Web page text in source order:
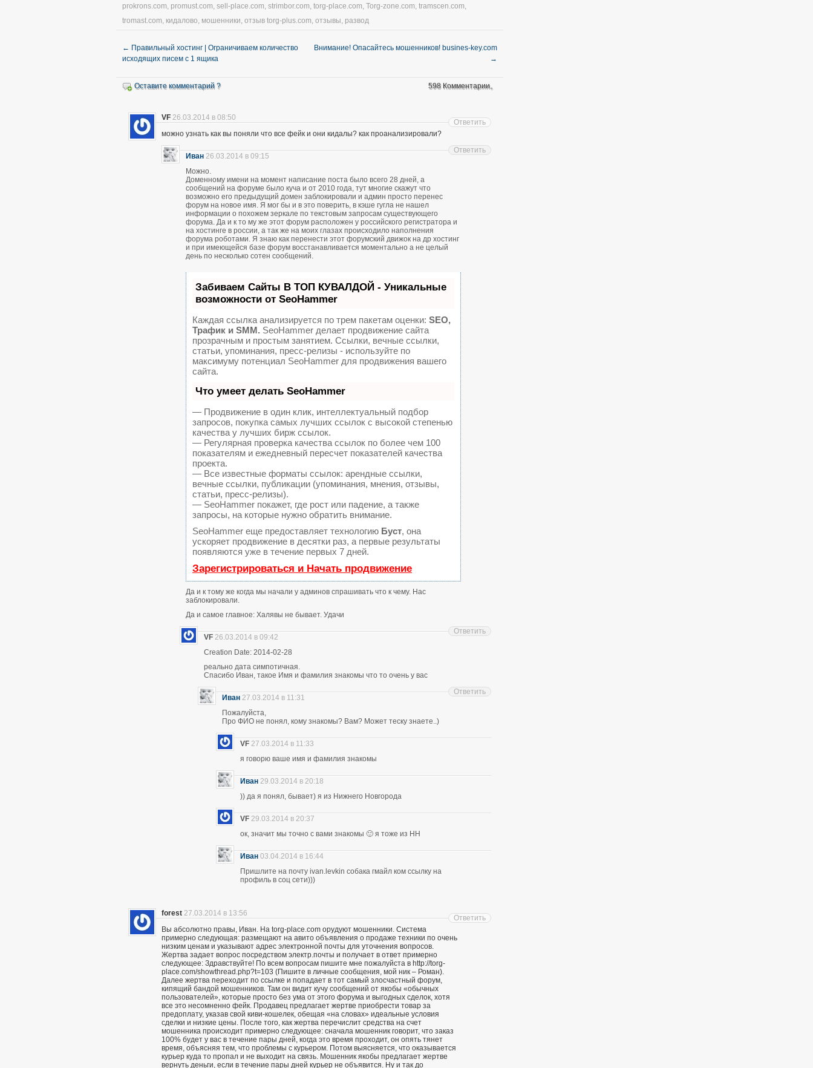
prokrons.com, promust.com, sell-place.com, strimbor.com, torg-place.com, Torg-zone.com, tramscen.com,
tromast.com, кидалово, мошенники, отзыв torg-plus.com, отзывы, развод
← Правильный хостинг | Ограничиваем количество
исходящих писем с 1 ящика
Внимание! Опасайтесь мошенников! busines-key.com
→
Оставите комментарий ? 598 Комментарии。
VF 26.03.2014 в 08:50
можно узнать как вы поняли что все фейк и они кидалы? как проанализировали?
Ответить
Иван 26.03.2014 в 09:15
Можно.
Доменному имени на момент написание поста было всего 28 дней, а
сообщений на форуме было куча и от 2010 года, тут многие скажут что
возможно его предыдущий домен заблокировали и админ просто перенес
форум на новое имя. Я мог бы и в это поверить, в кэше гугла не нашел
информации о похожем зеркале по текстовым запросам существующего
форума. Да и к то му же этот форум расположен у российского регистратора и
на хостинге в россии, а так же на моих глазах происходило наполнения
форума роботами. Я знаю как перенести этот форумский движок на др хостинг
и при имеющейся базе форум восстанавливается моментально а не целый
день по несколько сотен сообщений.
Забиваем Сайты В ТОП КУВАЛДОЙ - Уникальные
возможности от SeoHammer
Каждая ссылка анализируется по трем пакетам оценки: SEO,
Трафик и SMM. SeoHammer делает продвижение сайта
прозрачным и простым занятием. Ссылки, вечные ссылки,
статьи, упоминания, пресс-релизы - используйте по
максимуму потенциал SeoHammer для продвижения вашего
сайта.
Что умеет делать SeoHammer
— Продвижение в один клик, интеллектуальный подбор
запросов, покупка самых лучших ссылок с высокой степенью
качества у лучших бирж ссылок.
— Регулярная проверка качества ссылок по более чем 100
показателям и ежедневный пересчет показателей качества
проекта.
— Все известные форматы ссылок: арендные ссылки,
вечные ссылки, публикации (упоминания, мнения, отзывы,
статьи, пресс-релизы).
— SeoHammer покажет, где рост или падение, а также
запросы, на которые нужно обратить внимание.
SeoHammer еще предоставляет технологию Буст, она
ускоряет продвижение в десятки раз, а первые результаты
появляются уже в течение первых 7 дней.
Зарегистрироваться и Начать продвижение
Да и к тому же когда мы начали у админов спрашивать что к чему. Нас
заблокировали.
Да и самое главное: Халявы не бывает. Удачи
Ответить
VF 26.03.2014 в 09:42
Creation Date: 2014-02-28
реально дата симпотичная.
Спасибо Иван, такое Имя и фамилия знакомы что то очень у вас
Ответить
Иван 27.03.2014 в 11:31
Пожалуйста,
Про ФИО не понял, кому знакомы? Вам? Может теску знаете..)
Ответить
VF 27.03.2014 в 11:33
я говорю ваше имя и фамилия знакомы
Иван 29.03.2014 в 20:18
)) да я понял, бывает) я из Нижнего Новгорода
VF 29.03.2014 в 20:37
ок, значит мы точно с вами знакомы 🙂 я тоже из НН
Иван 03.04.2014 в 16:44
Пришлите на почту ivan.levkin собака гмайл ком ссылку на
профиль в соц сети)))
forest 27.03.2014 в 13:56
Вы абсолютно правы, Иван. На torg-place.com орудуют мошенники. Система
примерно следующая: размещают на авито объявления о продаже техники по очень
низким ценам и указывают адрес электронной почты для уточнения вопросов.
Жертва задает вопрос посредством электр.почты и получает в ответ примерно
следующее: Здравствуйте! По всем вопросам пишите мне пожалуйста в http://torg-
place.com/showthread.php?t=103 (Пишите в личные сообщения, мой ник – Роман).
Далее жертва переходит по ссылке и попадает в тот самый злосчастный форум,
кипящий бандой мошенников. Там он видит кучу сообщений от якобы «обычных
пользователей», которые просто без ума от этого форума и выгодных сделок, хотя
все это несомненно фейк. Продавец предлагает жертве приобрести товар за
предоплату, указав свой киви-кошелек, обещая «на словах» идеальные условия
сделки и низкие цены. После того, как жертва перечислит средства на счет
мошенника происходит примерно следующее: сначала мошенник говорит, что заказ
100% будет у вас в течение пары дней, когда это время проходит, он опять тянет
время, объясняя тем, что проблемы с курьером. Потом выясняется, что оказывается
курьер куда то пропал и не выходит на связь. Мошенник якобы предлагает жертве
вернуть деньги, если в течение пары дней курьер не объявится. Ну и так до
Ответить